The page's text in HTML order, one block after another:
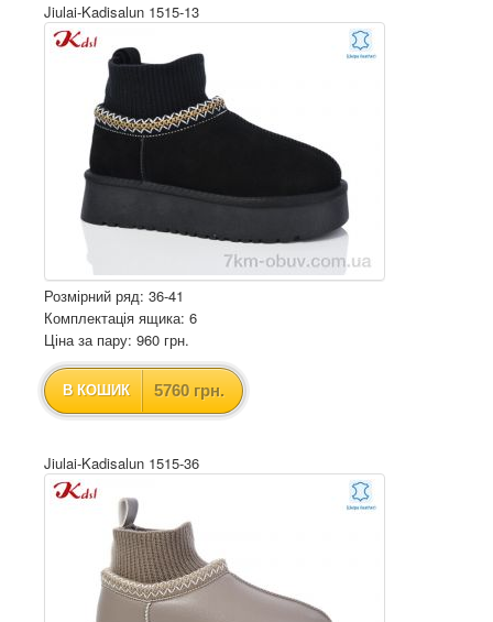
Jiulai-Kadisalun 1515-13
Розмірний ряд: 36-41
Комплектація ящика: 6
Ціна за пару: 960 грн.
В КОШИК 5760 грн.
Jiulai-Kadisalun 1515-36